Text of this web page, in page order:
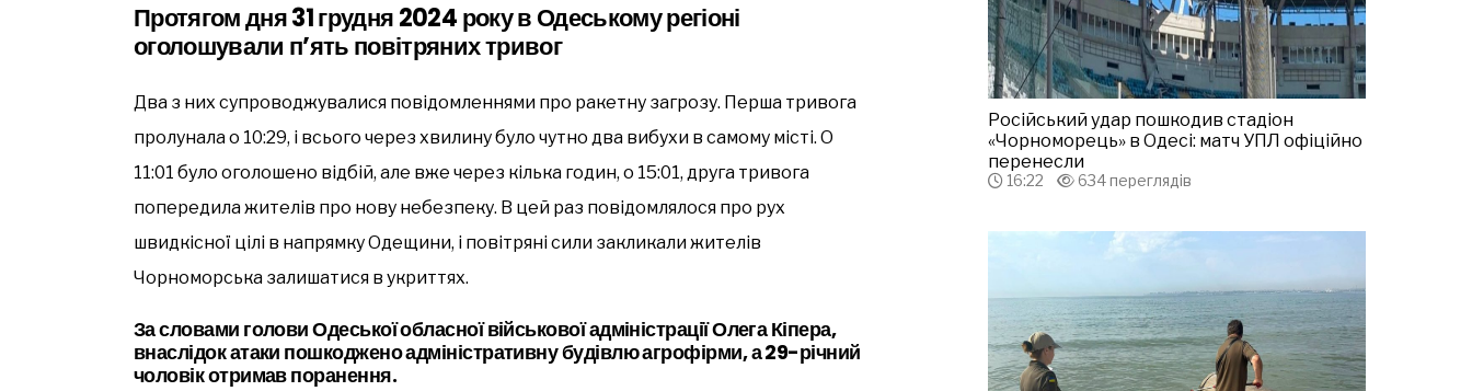
Протягом дня 31 грудня 2024 року в Одеському регіоні
оголошували п’ять повітряних тривог
Два з них супроводжувалися повідомленнями про ракетну загрозу. Перша тривога
пролунала о 10:29, і всього через хвилину було чутно два вибухи в самому місті. О
11:01 було оголошено відбій, але вже через кілька годин, о 15:01, друга тривога
попередила жителів про нову небезпеку. В цей раз повідомлялося про рух
швидкісної цілі в напрямку Одещини, і повітряні сили закликали жителів
Чорноморська залишатися в укриттях.
За словами голови Одеської обласної військової адміністрації Олега Кіпера,
внаслідок атаки пошкоджено адміністративну будівлю агрофірми, а 29-річний
чоловік отримав поранення.
Російський удар пошкодив стадіон
«Чорноморець» в Одесі: матч УПЛ офіційно
перенесли
16:22 634 переглядів